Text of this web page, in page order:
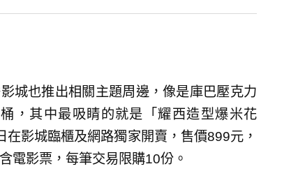
城也推出相關主題周邊，像是庫巴壓克力
，其中最吸睛的就是「耀西造型爆米花
影城臨櫃及網路獨家開賣，售價899元，
電影票，每筆交易限購10份。